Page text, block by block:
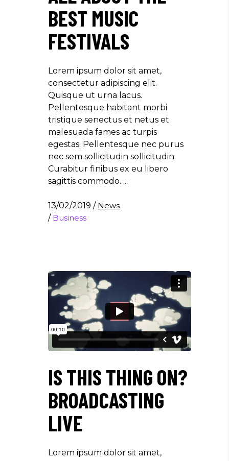
BEST MUSIC
FESTIVALS
Lorem ipsum dolor sit amet,
consectetur adipiscing elit.
Quisque ut urna lacus.
Pellentesque habitant morbi
tristique senectus et netus et
malesuada fames ac turpis
egestas. Pellentesque nec purus
nec sem sollicitudin sollicitudin.
Curabitur finibus ex eu libero
sagittis commodo.
13/02/2019 / News
/ Business
IS THIS THING ON?
BROADCASTING
LIVE
Lorem ipsum dolor sit amet,